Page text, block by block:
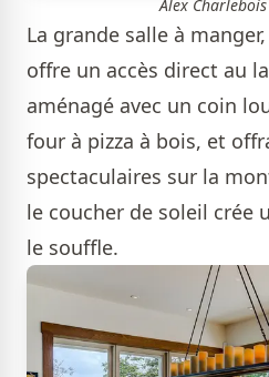
Alex
La grande salle à
offre un accès direct au
aménagé avec un coin
four à pizza à bois, et
spectaculaires sur la
le coucher de soleil crée
le souffle.